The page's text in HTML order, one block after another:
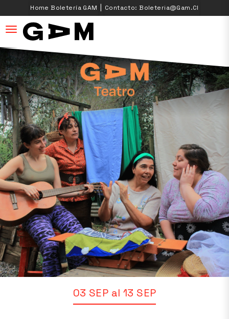
Home Boletería GAM | Contacto: Boleteria@gam.cl
desplegar navegación
03 SEP al 13 SEP